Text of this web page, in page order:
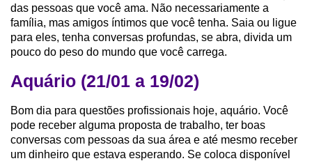
das pessoas que você ama. Não necessariamente a
família, mas amigos íntimos que você tenha. Saia ou ligue
para eles, tenha conversas profundas, se abra, divida um
pouco do peso do mundo que você carrega.
Aquário (21/01 a 19/02)
Bom dia para questões profissionais hoje, aquário. Você
pode receber alguma proposta de trabalho, ter boas
conversas com pessoas da sua área e até mesmo receber
um dinheiro que estava esperando. Se coloca disponível